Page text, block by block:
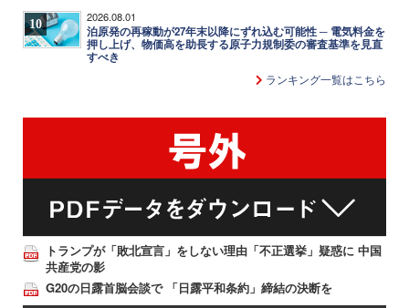
10 2026.08.01
泊原発の再稼動が27年末以降にずれ込む可能性 ─ 電気料金を
押し上げ、物価高を助長する原子力規制委の審査基準を見直
すべき
ランキング一覧はこちら
トランプが「敗北宣言」をしない理由「不正選挙」疑惑に 中国
共産党の影
G20の日露首脳会談で 「日露平和条約」締結の決断を